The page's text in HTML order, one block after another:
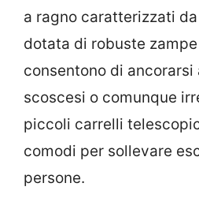
a ragno caratterizzati
dotata di robuste
consentono di ancorarsi
scoscesi o comunque
piccoli carrelli
comodi per sollevare
persone.